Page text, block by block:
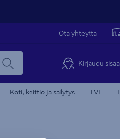
Ota yhteyttä
Kirjaudu
Koti, keittiö ja säilytys LVI